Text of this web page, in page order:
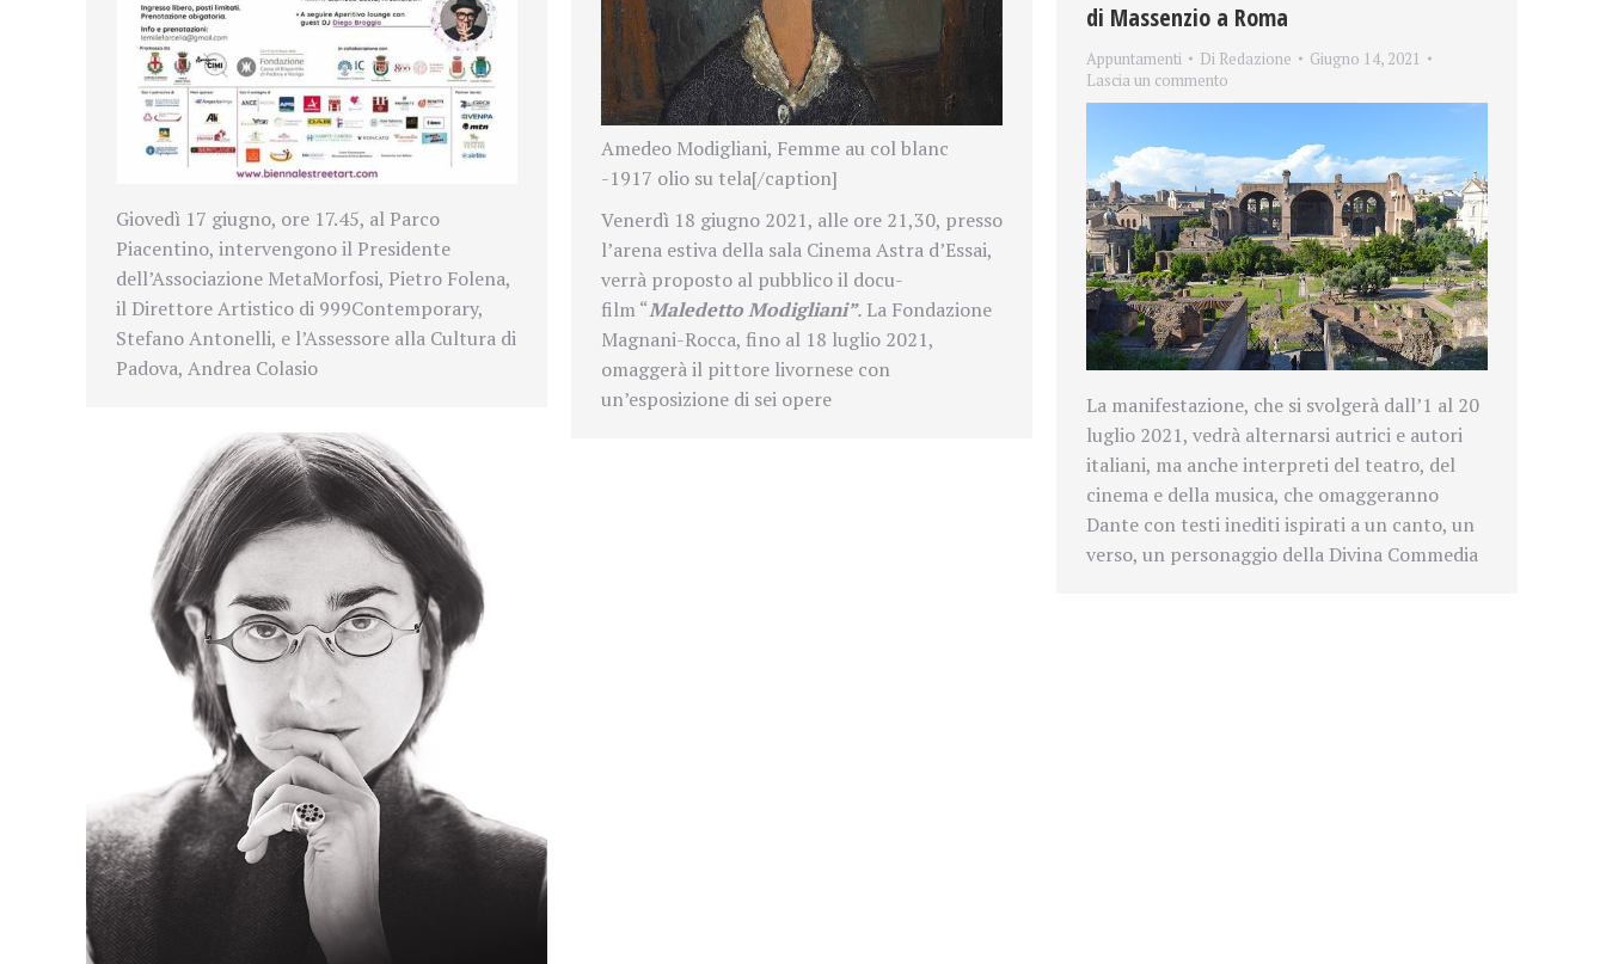
Giovedì 17 giugno, ore 17.45, al Parco
Piacentino, intervengono il Presidente
dell’Associazione MetaMorfosi, Pietro Folena,
il Direttore Artistico di 999Contemporary,
Stefano Antonelli, e l’Assessore alla Cultura di
Padova, Andrea Colasio
Amedeo Modigliani, Femme au col blanc
-1917 olio su tela[/caption]
Venerdì 18 giugno 2021, alle ore 21,30, presso
l’arena estiva della sala Cinema Astra d’Essai,
verrà proposto al pubblico il docu-
film “Maledetto Modigliani”. La Fondazione
Magnani-Rocca, fino al 18 luglio 2021,
omaggerà il pittore livornese con
un’esposizione di sei opere
di Massenzio a Roma
Appuntamenti Di Redazione
Giugno 14, 2021
Lascia un commento
La manifestazione, che si svolgerà dall’1 al 20
luglio 2021, vedrà alternarsi autrici e autori
italiani, ma anche interpreti del teatro, del
cinema e della musica, che omaggeranno
Dante con testi inediti ispirati a un canto, un
verso, un personaggio della Divina Commedia